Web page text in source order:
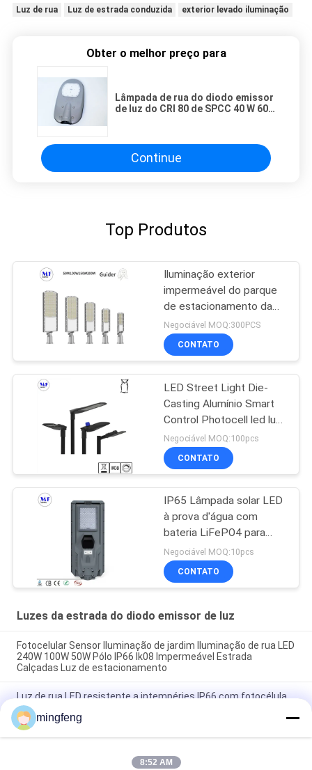
Luz de rua Luz de estrada conduzida exterior levado iluminação
Obter o melhor preço para
Lâmpada de rua do diodo emissor
de luz do CRI 80 de SPCC 40 W 60
Continue
Top Produtos
Iluminação exterior
impermeável do parque
de estacionamento da
luz de rua 30W do diodo
emissor de luz 50W
100W 150W 200W IK08
Negociável MOQ:300PCS
CONTATO
LED Street Light Die-
Casting Alumínio Smart
Control Photocell led luz
de estrada de jardim
Negociável MOQ:100pcs
CONTATO
IP65 Lâmpada solar LED
à prova d'água com
bateria LiFePO4 para
parque de
estacionamento de
jardim
Negociável MOQ:10pcs
CONTATO
Luzes da estrada do diodo emissor de luz
Fotocelular Sensor Iluminação de jardim Iluminação de rua LED
240W 100W 50W Pólo IP66 Ik08 Impermeável Estrada
Calçadas Luz de estacionamento
Luz de rua LED resistente a intempéries IP66 com fotocélula
30W-240W para estacionamento de ônibus
Luz de estacionamento LED Iluminação exterior de alumínio
mingfeng
8:52 AM